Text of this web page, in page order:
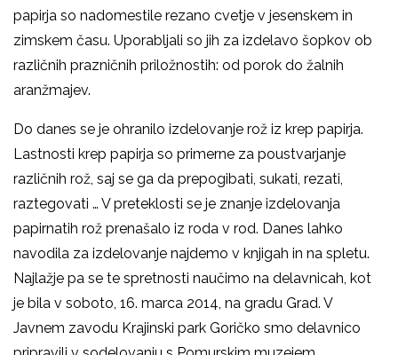
papirja so nadomestile rezano cvetje v jesenskem in
zimskem času. Uporabljali so jih za izdelavo šopkov ob
različnih prazničnih priložnostih: od porok do žalnih
aranžmajev.
Do danes se je ohranilo izdelovanje rož iz krep papirja.
Lastnosti krep papirja so primerne za poustvarjanje
različnih rož, saj se ga da prepogibati, sukati, rezati,
raztegovati … V preteklosti se je znanje izdelovanja
papirnatih rož prenašalo iz roda v rod. Danes lahko
navodila za izdelovanje najdemo v knjigah in na spletu.
Najlažje pa se te spretnosti naučimo na delavnicah, kot
je bila v soboto, 16. marca 2014, na gradu Grad. V
Javnem zavodu Krajinski park Goričko smo delavnico